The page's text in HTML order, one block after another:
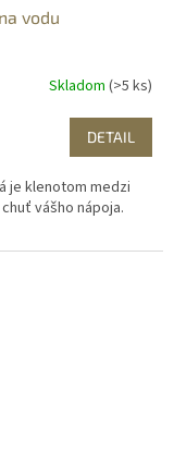
vodu
Skladom (>5 ks)
DETAIL
je klenotom medzi
vášho nápoja.